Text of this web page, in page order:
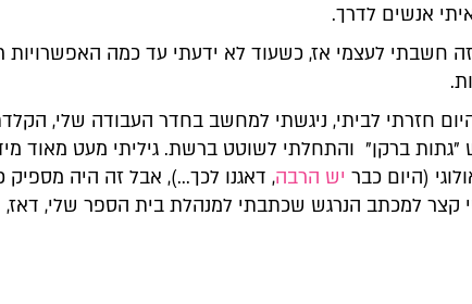
אנשים לדרך.
חשבתי לעצמי אז, כשעוד לא ידעתי עד כמה האפשרויות
חזרתי לביתי, ניגשתי למחשב בחדר העבודה שלי,
"גתות ברקן" והתחלתי לשוטט ברשת. גיליתי מעט מאוד
(היום כבר יש הרבה, דאגנו לכך...), אבל זה היה מספיק
קצר למכתב הנרגש שכתבתי למנהלת בית הספר שלי, דאז,